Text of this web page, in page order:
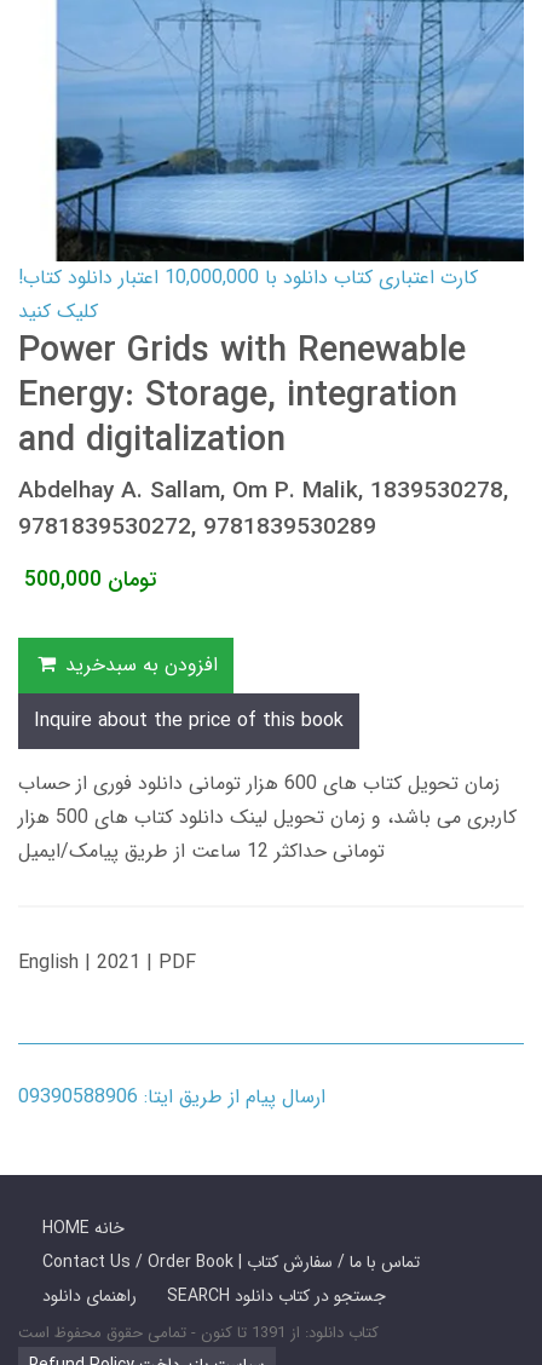
کارت اعتباری کتاب دانلود با 10,000,000 اعتبار دانلود کتاب!
کلیک کنید
Power Grids with Renewable
Energy: Storage, integration
and digitalization
Abdelhay A. Sallam, Om P. Malik, 1839530278,
9781839530272, 9781839530289
500,000 تومان
افزودن به سبدخرید
Inquire about the price of this book
زمان تحویل کتاب های 600 هزار تومانی دانلود فوری از حساب
کاربری می باشد، و زمان تحویل لینک دانلود کتاب های 500 هزار
تومانی حداکثر 12 ساعت از طریق پیامک/ایمیل
English | 2021 | PDF
ارسال پیام از طریق ایتا: 09390588906
HOME خانه
Contact Us / Order Book | تماس با ما / سفارش کتاب
راهنمای دانلود
SEARCH جستجو در کتاب دانلود
کتاب دانلود: از 1391 تا کنون - تمامی حقوق محفوظ است